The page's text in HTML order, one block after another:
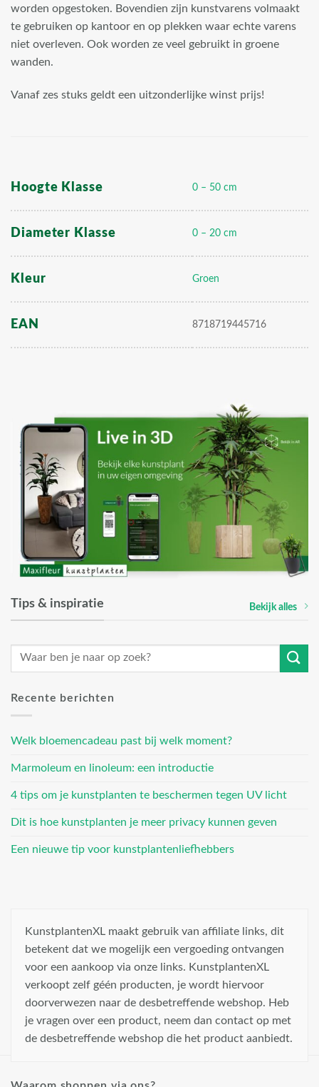
worden opgestoken. Bovendien zijn kunstvarens volmaakt
te gebruiken op kantoor en op plekken waar echte varens
niet overleven. Ook worden ze veel gebruikt in groene
wanden.
Vanaf zes stuks geldt een uitzonderlijke winst prijs!
Hoogte Klasse 0 – 50 cm
Diameter Klasse 0 – 20 cm
Kleur Groen
EAN 8718719445716
Tips & inspiratie Bekijk alles
Recente berichten
Welk bloemencadeau past bij welk moment?
Marmoleum en linoleum: een introductie
4 tips om je kunstplanten te beschermen tegen UV licht
Dit is hoe kunstplanten je meer privacy kunnen geven
Een nieuwe tip voor kunstplantenliefhebbers
KunstplantenXL maakt gebruik van affiliate links, dit
betekent dat we mogelijk een vergoeding ontvangen
voor een aankoop via onze links. KunstplantenXL
verkoopt zelf géén producten, je wordt hiervoor
doorverwezen naar de desbetreffende webshop. Heb
je vragen over een product, neem dan contact op met
de desbetreffende webshop die het product aanbiedt.